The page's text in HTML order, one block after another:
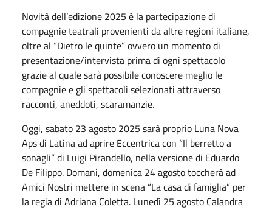
Novità dell’edizione 2025 è la partecipazione di
compagnie teatrali provenienti da altre regioni italiane,
oltre al “Dietro le quinte” ovvero un momento di
presentazione/intervista prima di ogni spettacolo
grazie al quale sarà possibile conoscere meglio le
compagnie e gli spettacoli selezionati attraverso
racconti, aneddoti, scaramanzie.
Oggi, sabato 23 agosto 2025 sarà proprio Luna Nova
Aps di Latina ad aprire Eccentrica con “Il berretto a
sonagli” di Luigi Pirandello, nella versione di Eduardo
De Filippo. Domani, domenica 24 agosto toccherà ad
Amici Nostri mettere in scena “La casa di famiglia” per
la regia di Adriana Coletta. Lunedì 25 agosto Calandra